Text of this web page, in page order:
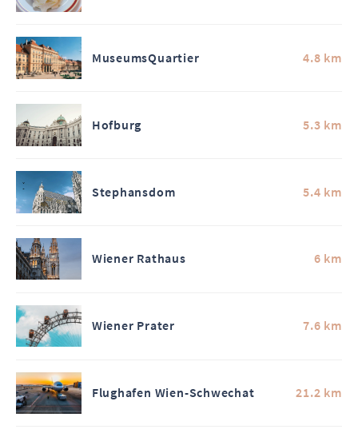
MuseumsQuartier 4.8 km
Hofburg 5.3 km
Stephansdom 5.4 km
Wiener Rathaus 6 km
Wiener Prater 7.6 km
Flughafen Wien-Schwechat 21.2 km